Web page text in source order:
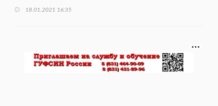
18.01.2021 16:35